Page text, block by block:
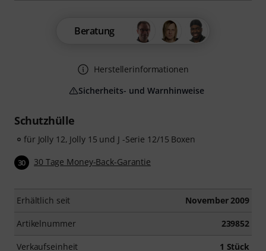
Schutzhülle
für Jolly 12, Jolly 15 und J -Serie 12/15 Boxen
30 30 Tage Money-Back-Garantie
Erhältlich seit November 2009
Artikelnummer 239852
Verkaufseinheit 1 Stück
Beratung
Herstellerinformationen
Sicherheits- und Warnhinweise